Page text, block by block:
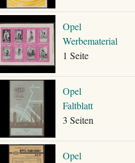
Opel
Werbematerial
1 Seite
Opel
Faltblatt
3 Seiten
Opel